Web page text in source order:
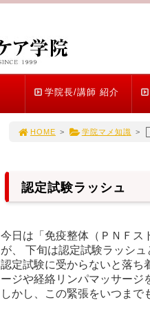
学院長/講師 紹介
HOME > 学院マメ知識 >
認定試験ラッシュ
今日は「免疫整体（ＰＮＦス
が、 下旬は認定試験ラッシ
認定試験に受からないと落ち
ージや経絡リンパマッサージ
しかし、この緊張をいつまで
企
阪本光代